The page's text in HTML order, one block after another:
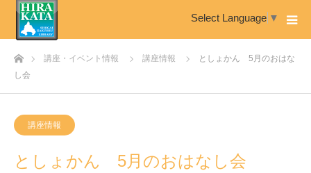
Select Language ▼
ホーム講座・イベント情報 講座情報
としょかん 5月のおはな
し会
講座情報
としょかん 5月のおはなし会